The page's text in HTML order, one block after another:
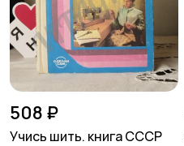
508 ₽
Учись шить. книга СССР